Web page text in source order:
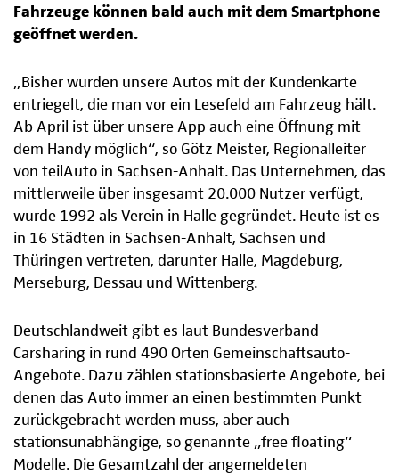
Fahrzeuge können bald auch mit dem Smartphone
geöffnet werden.
„Bisher wurden unsere Autos mit der Kundenkarte
entriegelt, die man vor ein Lesefeld am Fahrzeug hält.
Ab April ist über unsere App auch eine Öffnung mit
dem Handy möglich“, so Götz Meister, Regionalleiter
von teilAuto in Sachsen-Anhalt. Das Unternehmen, das
mittlerweile über insgesamt 20.000 Nutzer verfügt,
wurde 1992 als Verein in Halle gegründet. Heute ist es
in 16 Städten in Sachsen-Anhalt, Sachsen und
Thüringen vertreten, darunter Halle, Magdeburg,
Merseburg, Dessau und Wittenberg.
Deutschlandweit gibt es laut Bundesverband
Carsharing in rund 490 Orten Gemeinschaftsauto-
Angebote. Dazu zählen stationsbasierte Angebote, bei
denen das Auto immer an einen bestimmten Punkt
zurückgebracht werden muss, aber auch
stationsunabhängige, so genannte „free floating“
Modelle. Die Gesamtzahl der angemeldeten